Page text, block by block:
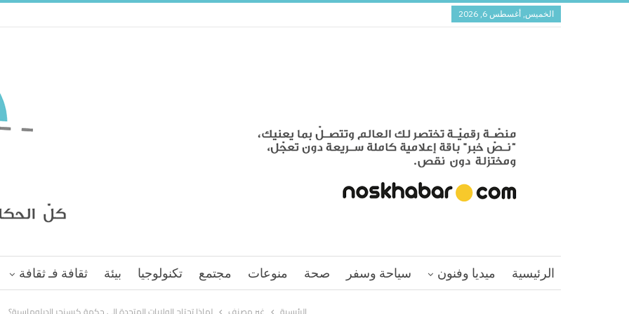
الخميس, أغسطس 6, 2026
الرئيسية ميديا وفنون سياحة وسفر صحة منوعات مجتمع تكنولوجيا بيئة ثقافة فـ ثقافة